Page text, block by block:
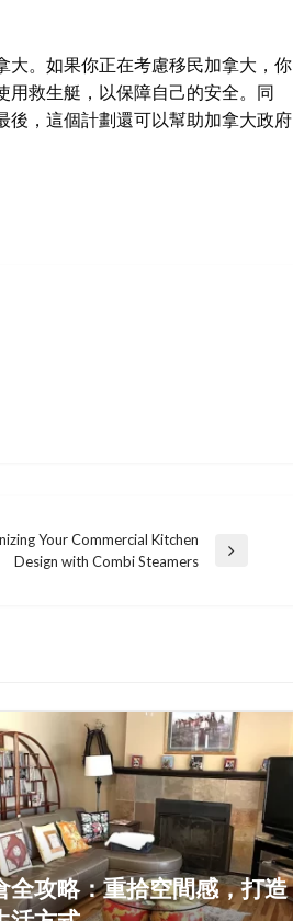
大。如果你正在考慮移民加拿大，你
用救生艇，以保障自己的安全。同
後，這個計劃還可以幫助加拿大政府
Your Commercial Kitchen
Design with Combi Steamers
全攻略：重拾空間感，打造